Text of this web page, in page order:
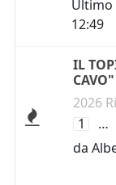
Ultimo
12:49
IL
CAVO"
2026
1
…
da